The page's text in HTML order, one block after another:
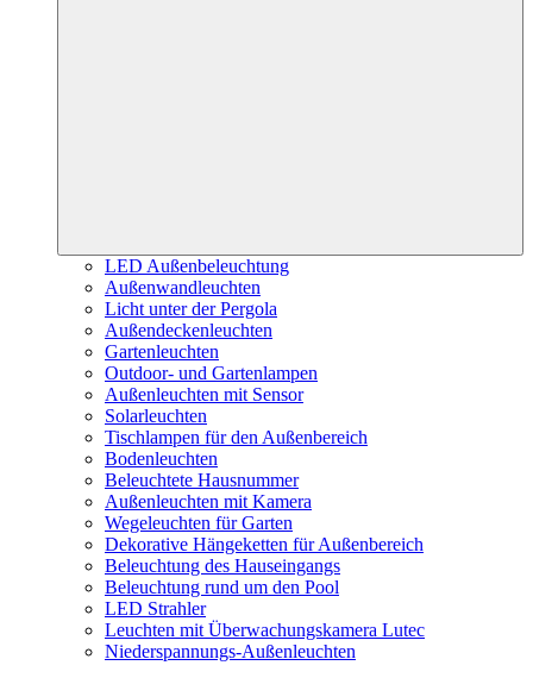
LED Außenbeleuchtung
Außenwandleuchten
Licht unter der Pergola
Außendeckenleuchten
Gartenleuchten
Outdoor- und Gartenlampen
Außenleuchten mit Sensor
Solarleuchten
Tischlampen für den Außenbereich
Bodenleuchten
Beleuchtete Hausnummer
Außenleuchten mit Kamera
Wegeleuchten für Garten
Dekorative Hängeketten für Außenbereich
Beleuchtung des Hauseingangs
Beleuchtung rund um den Pool
LED Strahler
Leuchten mit Überwachungskamera Lutec
Niederspannungs-Außenleuchten